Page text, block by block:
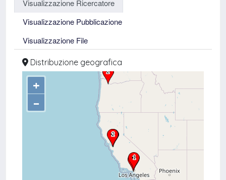
Visualizzazione Ricercatore
Visualizzazione Pubblicazione
Visualizzazione File
Distribuzione geografica
+
–